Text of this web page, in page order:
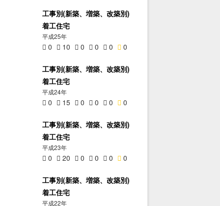
工事別(新築、増築、改築別)
着工住宅
平成25年
0 10 0 0 0 0
工事別(新築、増築、改築別)
着工住宅
平成24年
0 15 0 0 0 0
工事別(新築、増築、改築別)
着工住宅
平成23年
0 20 0 0 0 0
工事別(新築、増築、改築別)
着工住宅
平成22年